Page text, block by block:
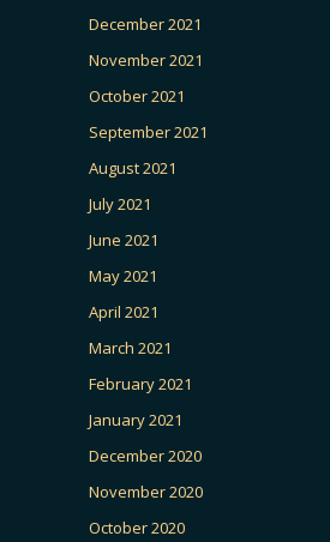
December 2021
November 2021
October 2021
September 2021
August 2021
July 2021
June 2021
May 2021
April 2021
March 2021
February 2021
January 2021
December 2020
November 2020
October 2020